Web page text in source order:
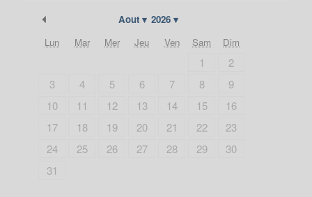
Aout 2026
Lun Mar Mer Jeu Ven Sam Dim
1
2
3
4 5 6 7 8
9
10
11 12 13 14 15
16
17
18 19 20 21 22
23
24
25 26 27 28 29
30
31